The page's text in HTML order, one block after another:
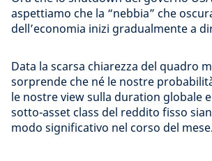
aspettiamo che la “nebbia” che
dell’economia inizi gradualmente a
Data la scarsa chiarezza del quadro
sorprende che né le nostre
le nostre view sulla duration globale
sotto-asset class del reddito fisso
modo significativo nel corso del mese.